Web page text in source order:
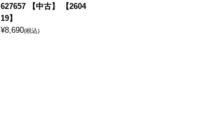
627657 【中古】 【2604
19】
¥8,690(税込)